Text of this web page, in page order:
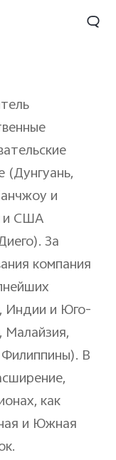
регион
и
и США
За
компания
Индии и Юго-
В
как
и Южная